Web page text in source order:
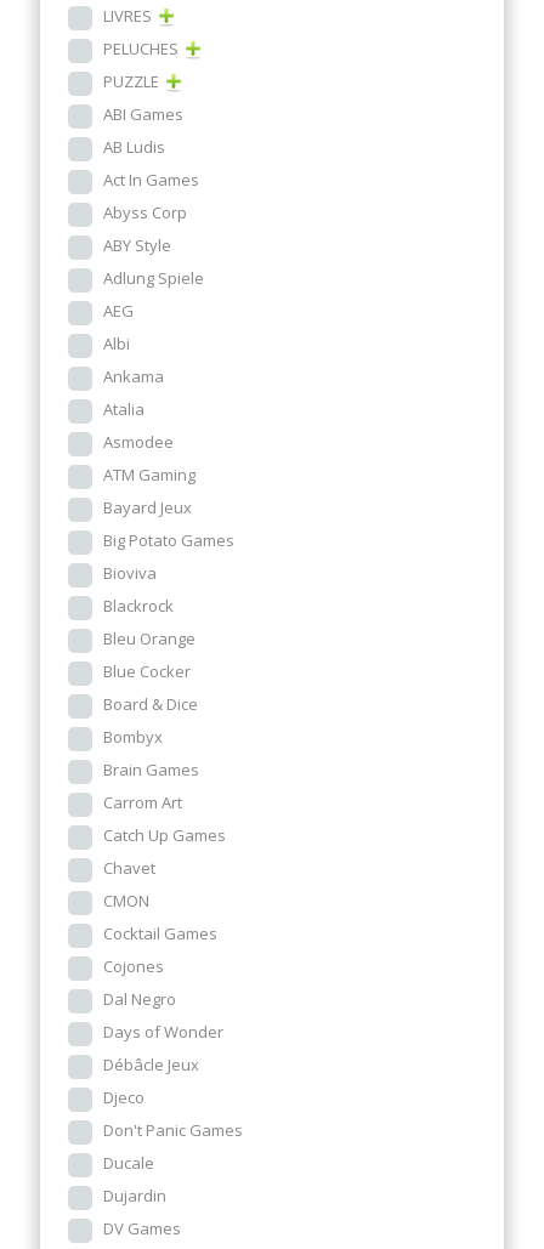
LIVRES
PELUCHES
PUZZLE
ABI Games
AB Ludis
Act In Games
Abyss Corp
ABY Style
Adlung Spiele
AEG
Albi
Ankama
Atalia
Asmodee
ATM Gaming
Bayard Jeux
Big Potato Games
Bioviva
Blackrock
Bleu Orange
Blue Cocker
Board & Dice
Bombyx
Brain Games
Carrom Art
Catch Up Games
Chavet
CMON
Cocktail Games
Cojones
Dal Negro
Days of Wonder
Débâcle Jeux
Djeco
Don't Panic Games
Ducale
Dujardin
DV Games